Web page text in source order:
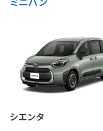
シエンタ